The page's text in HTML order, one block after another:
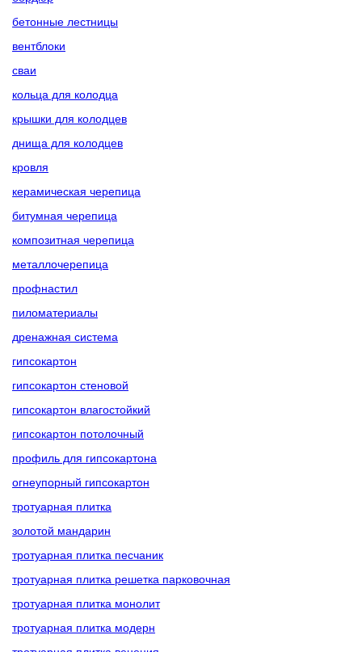
бетонные лестницы
вентблоки
сваи
кольца для колодца
крышки для колодцев
днища для колодцев
кровля
керамическая черепица
битумная черепица
композитная черепица
металлочерепица
профнастил
пиломатериалы
дренажная система
гипсокартон
гипсокартон стеновой
гипсокартон влагостойкий
гипсокартон потолочный
профиль для гипсокартона
огнеупорный гипсокартон
тротуарная плитка
золотой мандарин
тротуарная плитка песчаник
тротуарная плитка решетка парковочная
тротуарная плитка монолит
тротуарная плитка модерн